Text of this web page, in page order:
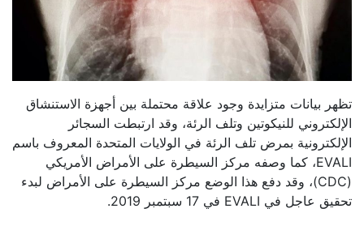
تظهر بيانات متزايدة وجود علاقة محتملة بين أجهزة الاستنشاق
الإلكتروني للنيكوتين وتلف الرئة، وقد ارتبطت السجائر
الإلكترونية بمرض تلف الرئة في الولايات المتحدة المعروف باسم
EVALI، كما وصفه مركز السيطرة على الأمراض الأمريكي
(CDC)، وقد دفع هذا الوضع مركز السيطرة على الأمراض لبدء
تحقيق عاجل في EVALI في 17 سبتمبر 2019.